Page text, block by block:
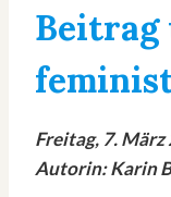
Beitrag
Freitag, 7. März
Autorin: Karin